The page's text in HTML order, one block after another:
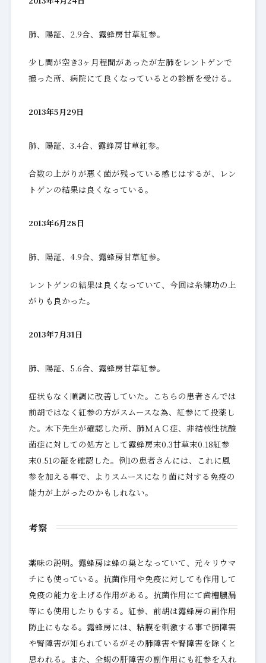
肺、陽証、2.9合、露蜂房甘草紅参。
少し間が空き3ヶ月程間があったが左肺をレントゲンで
撮った所、病院にて良くなっているとの診断を受ける。
2013年5月29日
肺、陽証、3.4合、露蜂房甘草紅参。
合数の上がりが悪く菌が残っている感じはするが、レン
トゲンの結果は良くなっている。
2013年6月28日
肺、陽証、4.9合、露蜂房甘草紅参。
レントゲンの結果は良くなっていて、今回は糸練功の上
がりも良かった。
2013年7月31日
肺、陽証、5.6合、露蜂房甘草紅参。
症状もなく順調に改善していた。こちらの患者さんでは
前胡ではなく紅参の方がスムースな為、紅参にて投薬し
た。木下先生が確認した所、肺ＭＡＣ症、非結核性抗酸
菌症に対しての処方として露蜂房末0.3甘草末0.18紅参
末0.51の証を確認した。例1の患者さんには、これに風
参を加える事で、よりスムースになり菌に対する免疫の
能力が上がったのかもしれない。
考察
薬味の説明。露蜂房は蜂の巣となっていて、元々リウマ
チにも使っている。抗菌作用や免疫に対しても作用して
免疫の能力を上げる作用がある。抗菌作用にて歯槽膿漏
等にも使用したりもする。紅参、前胡は露蜂房の副作用
防止にもなる。露蜂房には、粘膜を刺激する事で肺障害
や腎障害が知られているがその肺障害や腎障害を除くと
思われる。また、全蝎の肝障害の副作用にも紅参を入れ